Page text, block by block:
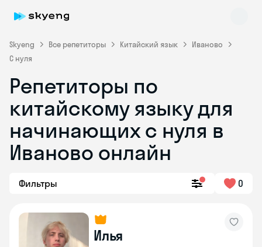
Skyeng Все репетиторы Китайский язык
Иваново
С нуля
Репетиторы по
китайскому языку для
начинающих с нуля в
Иваново онлайн
Фильтры 0
Илья
Skyeng Chat